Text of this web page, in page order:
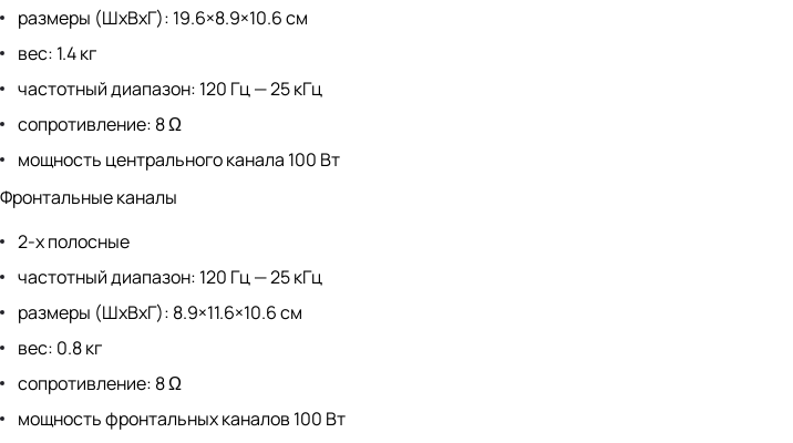
размеры (ШхВхГ): 19.6×8.9×10.6 см
вес: 1.4 кг
частотный диапазон: 120 Гц — 25 кГц
сопротивление: 8 Ω
мощность центрального канала 100 Вт
Фронтальные каналы
2-х полосные
частотный диапазон: 120 Гц — 25 кГц
размеры (ШхВхГ): 8.9×11.6×10.6 см
вес: 0.8 кг
сопротивление: 8 Ω
мощность фронтальных каналов 100 Вт